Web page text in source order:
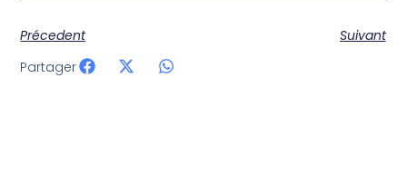
Précedent
Suivant
Partager